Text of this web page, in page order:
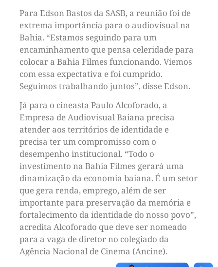
Para Edson Bastos da SASB, a reunião foi de
extrema importância para o audiovisual na
Bahia. “Estamos seguindo para um
encaminhamento que pensa celeridade para
colocar a Bahia Filmes funcionando. Viemos
com essa expectativa e foi cumprido.
Seguimos trabalhando juntos”, disse Edson.
Já para o cineasta Paulo Alcoforado, a
Empresa de Audiovisual Baiana precisa
atender aos territórios de identidade e
precisa ter um compromisso com o
desempenho institucional. “Todo o
investimento na Bahia Filmes gerará uma
dinamização da economia baiana. É um setor
que gera renda, emprego, além de ser
importante para preservação da memória e
fortalecimento da identidade do nosso povo”,
acredita Alcoforado que deve ser nomeado
para a vaga de diretor no colegiado da
Agência Nacional de Cinema (Ancine).